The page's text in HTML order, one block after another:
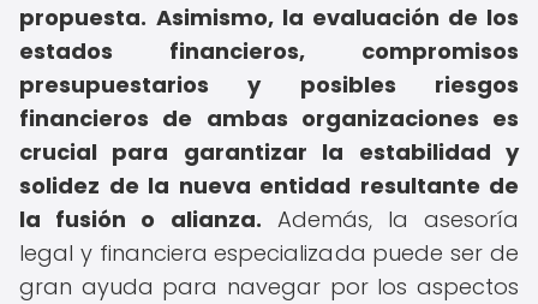
propuesta. Asimismo, la evaluación de los
estados financieros, compromisos
presupuestarios y posibles riesgos
financieros de ambas organizaciones es
crucial para garantizar la estabilidad y
solidez de la nueva entidad resultante de
la fusión o alianza. Además, la asesoría
legal y financiera especializada puede ser de
gran ayuda para navegar por los aspectos